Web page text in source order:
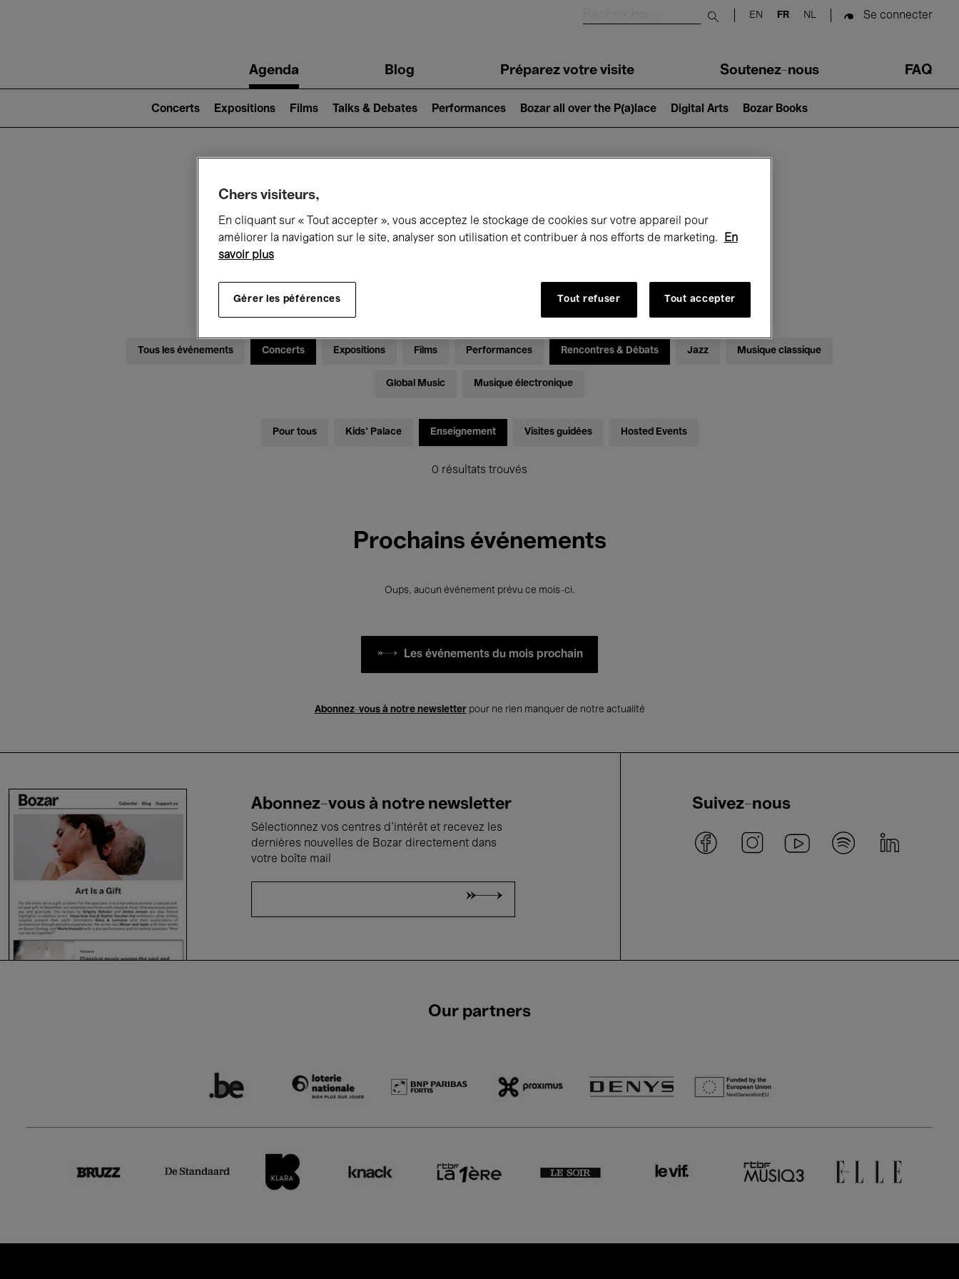
Submit search
EN FR NL Se connecter
navigationAgenda Blog Préparez votre visite Soutenez-nous FAQ
2)
Concerts Expositions Films Talks & Debates Performances Bozar all over the P(a)lace Digital Arts Bozar Books
Ce qui se passe à Bozar
Tous les événements Concerts Expositions Films Performances Rencontres & Débats Jazz Musique classique
Global Music Musique électronique
Pour tous Kids’ Palace Enseignement Visites guidées Hosted Events
0 résultats trouvés
Prochains événements
Oups, aucun événement prévu ce mois-ci.
Les événements du mois prochain
Abonnez-vous à notre newsletterpour ne rien manquer de notre actualité
Abonnez-vous à notre newsletter
Sélectionnez vos centres d'intérêt et recevez les
dernières nouvelles de Bozar directement dans
votre boîte mail
Suivez-nous
Our partners
Chers visiteurs,
En cliquant sur « Tout accepter », vous acceptez le stockage de cookies sur votre appareil pour
améliorer la navigation sur le site, analyser son utilisation et contribuer à nos efforts de marketing.
En
savoir plus
Gérer les péférences Tout refuser Tout accepter